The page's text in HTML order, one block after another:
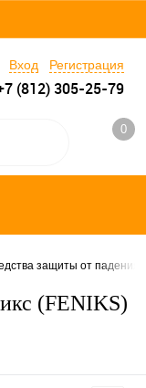
Вход Регистрация
(812) 305-25-79
0
защиты от падения
(FENIKS)